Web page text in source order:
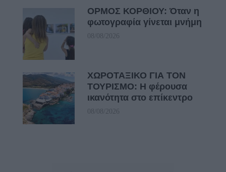
ΟΡΜΟΣ ΚΟΡΘΙΟΥ: Όταν η
φωτογραφία γίνεται μνήμη
08/08/2026
ΧΩΡΟΤΑΞΙΚΟ ΓΙΑ ΤΟΝ
ΤΟΥΡΙΣΜΟ: Η φέρουσα
ικανότητα στο επίκεντρο
08/08/2026